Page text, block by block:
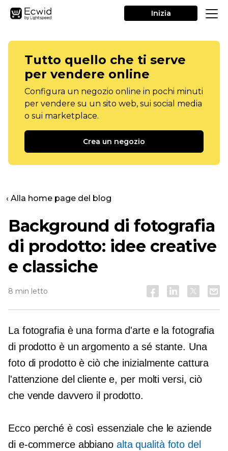
Inizia
Tutto quello che ti serve
per vendere online
Configura un negozio online in pochi minuti
per vendere su un sito web, sui social media
o sui marketplace.
Crea un negozio
‹ Alla home page del blog
Background di fotografia
di prodotto: idee creative
e classiche
8 min letto
La fotografia è una forma d'arte e la fotografia
di prodotto è un argomento a sé stante. Una
foto di prodotto è ciò che inizialmente cattura
l'attenzione del cliente e, per molti versi, ciò
che vende davvero il prodotto.
Ecco perché è così essenziale che le aziende
di e-commerce abbiano alta qualitàfoto del